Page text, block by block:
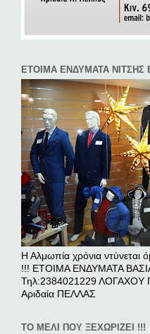
ΕΤΟΙΜΑ ΕΝΔΥΜΑΤΑ ΝΙΤΣΗΣ
Η Αλμωπία χρόνια ντύνεται
!!! ΕΤΟΙΜΑ ΕΝΔΥΜΑΤΑ
Τηλ:2384021229 ΛΟΓΑΧΟΥ
Αριδαία ΠΕΛΛAΣ
ΤΟ ΜΕΛΙ ΠΟΥ ΞΕΧΩΡΙΖΕΙ !!!